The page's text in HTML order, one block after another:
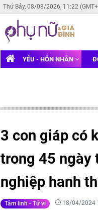
Thứ Bảy, 08/08/2026, 11:22
YÊU - HÔN NHÂN
3 con giáp có
trong 45 ngày
nghiệp hanh
Tâm linh - Tử vi 18/04/2024